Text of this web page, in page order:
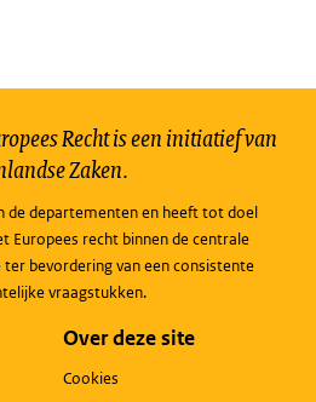
Recht is een initiatief van
Zaken.
de departementen en heeft tot doel
Europees recht binnen de centrale
bevordering van een consistente
vraagstukken.
Over deze site
Cookies